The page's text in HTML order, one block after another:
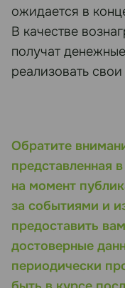
ожидается в
В качестве
получат
реализовать
Обратите
представленная
на момент
за событиями и
предоставить
достоверные
периодически